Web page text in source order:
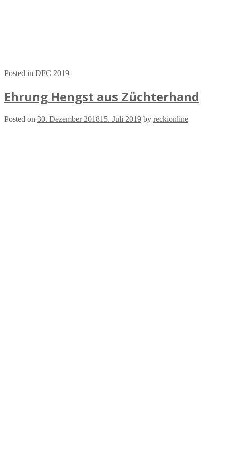
Posted in DFC 2019
Ehrung Hengst aus Züchterhand
Posted on 30. Dezember 201815. Juli 2019 by reckionline